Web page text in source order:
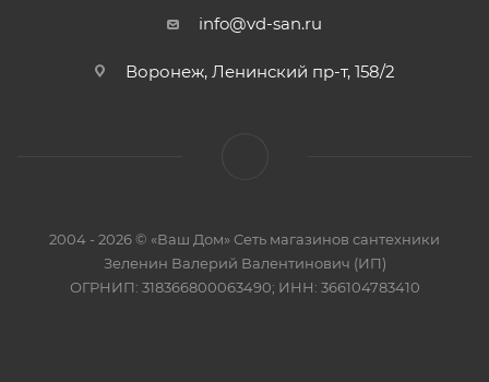
info@vd-san.ru
Воронеж, Ленинский пр-т, 158/2
2004 - 2026 © «Ваш Дом» Сеть магазинов сантехники
Зеленин Валерий Валентинович (ИП)
ОГРНИП: 318366800063490; ИНН: 366104783410